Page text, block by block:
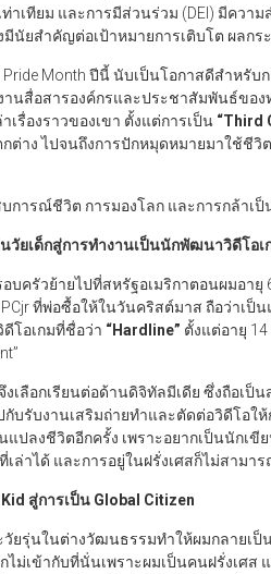
าเทียม และการมีส่วนร่วม (DEI) มีคว
นัยสำคัญต่อเป้าหมายการเติบโต ผลก
Month ปีนี้ นับเป็นโอกาสดีสำหรับ
านสื่อสารองค์กรและประชาสัมพันธ์ของ
รื่องราวของเขา ตั้งแต่การเป็น “Third
ต่าง ไปจนถึงการปักหมุดหมายมาใช้ชีวิ
การณ์ชีวิต การมองโลก และการกล้าเ
นวัยเด็กสู่การทำงานเป็นนักพัฒนาวิดีโอเ
อบครัวย้ายไปที่สหรัฐอเมริกาตอนผมอา
ที่พ่อซื้อให้ในวันคริสต์มาส ถือว่าเป็
โอเกมที่ชื่อว่า “Hardline” ตั้งแต่อายุ
งเลือกเรียนต่อด้านดิจิทัลมีเดีย ซึ่งถือเ
กับรับงานเสริมถ่ายทำและตัดต่อวิดีโอ
แปลงชีวิตอีกครั้ง เพราะอยากเป็นนักเ
เล่าได้ และการอยู่ในฝรั่งเศสก็ไม่สามาร
สู่การเป็น Global Citizen
ยรุ่นในต่างวัฒนธรรมทำให้ผมกลายเป็
ไม่เข้ากับที่นั่นเพราะผมเป็นคนฝรั่งเศส